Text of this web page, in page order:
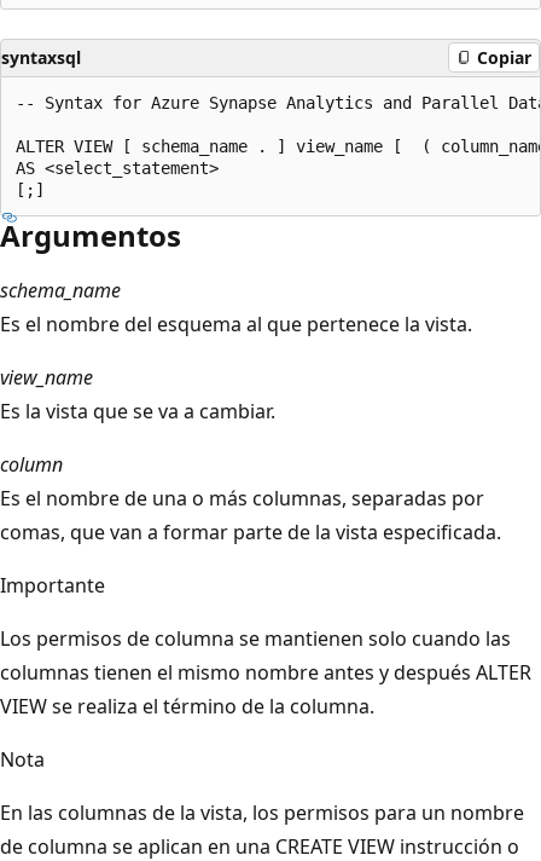
syntaxsql Copiar
-- Syntax for Azure Synapse Analytics and Parallel
ALTER VIEW [ schema_name . ] view_name [  (
AS <select_statement>
Argumentos
schema_name
Es el nombre del esquema al que pertenece la vista.
view_name
Es la vista que se va a cambiar.
column
Es el nombre de una o más columnas, separadas por
comas, que van a formar parte de la vista especificada.
Importante
Los permisos de columna se mantienen solo cuando las
columnas tienen el mismo nombre antes y después ALTER
VIEW se realiza el término de la columna.
Nota
En las columnas de la vista, los permisos para un nombre
de columna se aplican en una CREATE VIEW instrucción o